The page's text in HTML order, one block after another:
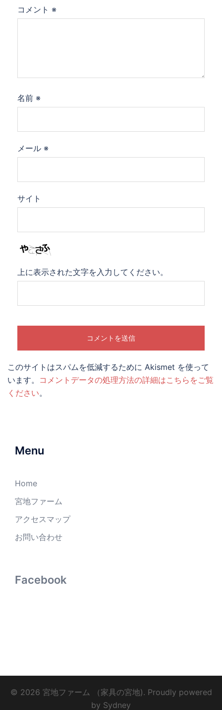
コメント ※
名前 ※
メール ※
サイト
上に表示された文字を入力してください。
このサイトはスパムを低減するために Akismet を使って
います。 コメントデータの処理方法の詳細はこちらをご覧
ください。
Menu
Home
宮地ファーム
アクセスマップ
お問い合わせ
Facebook
© 2026 宮地ファーム （家具の宮地). Proudly powered
by Sydney